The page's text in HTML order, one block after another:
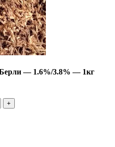
— 1.6%/3.8% — 1кг